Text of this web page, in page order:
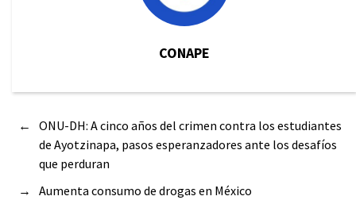
CONAPE
←
ONU-DH: A cinco años del crimen contra los estudiantes
de Ayotzinapa, pasos esperanzadores ante los desafíos
que perduran
→
Aumenta consumo de drogas en México